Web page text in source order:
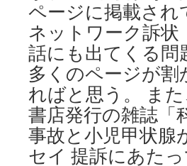
ページに掲載され
ネットワーク訴状
話にも出てくる問
多くのページが
ればと思う。 ま
書店発行の雑誌「
事故と小児甲状腺
セイ 提訴にあた